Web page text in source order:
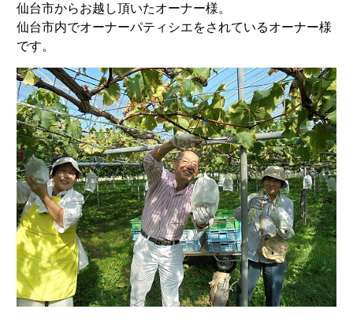
仙台市からお越し頂いたオーナー様。
仙台市内でオーナーパティシエをされているオーナー様
です。